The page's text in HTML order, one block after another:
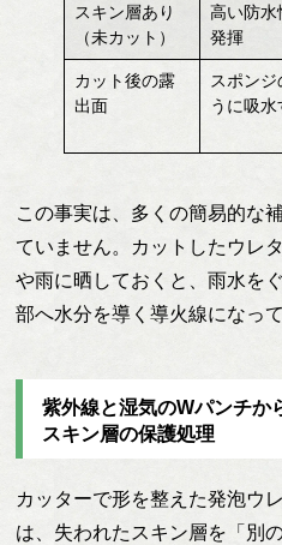
スキン層あり
（未カット）
高い防水
発揮
カット後の露
出面
スポンジ
うに吸水
この事実は、多くの簡易的な
ていません。カットしたウレ
や雨に晒しておくと、雨水を
部へ水分を導く導火線になっ
紫外線と湿気のWパンチか
スキン層の保護処理
カッターで形を整えた発泡ウ
は、失われたスキン層を「別